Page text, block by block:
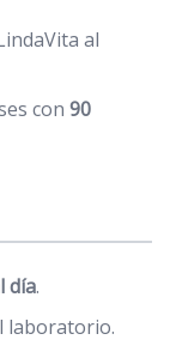
al
con 90
día.
laboratorio.